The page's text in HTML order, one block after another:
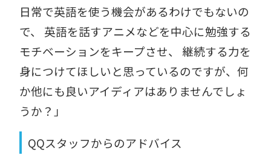
日常で英語を使う機会があるわけでもないの
で、 英語を話すアニメなどを中心に勉強する
モチベーションをキープさせ、 継続する力を
身につけてほしいと思っているのですが、何
か他にも良いアイディアはありませんでしょ
うか？」
QQスタッフからのアドバイス